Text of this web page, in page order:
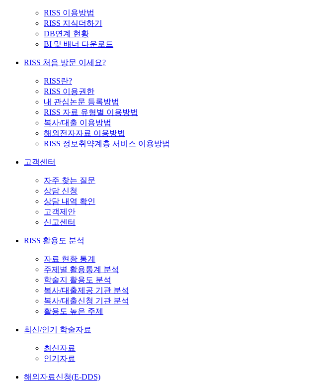
RISS 이용방법
RISS 지식더하기
DB연계 현황
BI 및 배너 다운로드
RISS 처음 방문 이세요?
RISS란?
RISS 이용권한
내 관심논문 등록방법
RISS 자료 유형별 이용방법
복사/대출 이용방법
해외전자자료 이용방법
RISS 정보취약계층 서비스 이용방법
고객센터
자주 찾는 질문
상담 신청
상담 내역 확인
고객제안
신고센터
RISS 활용도 분석
자료 현황 통계
주제별 활용통계 분석
학술지 활용도 분석
복사/대출제공 기관 분석
복사/대출신청 기관 분석
활용도 높은 주제
최신/인기 학술자료
최신자료
인기자료
해외자료신청(E-DDS)